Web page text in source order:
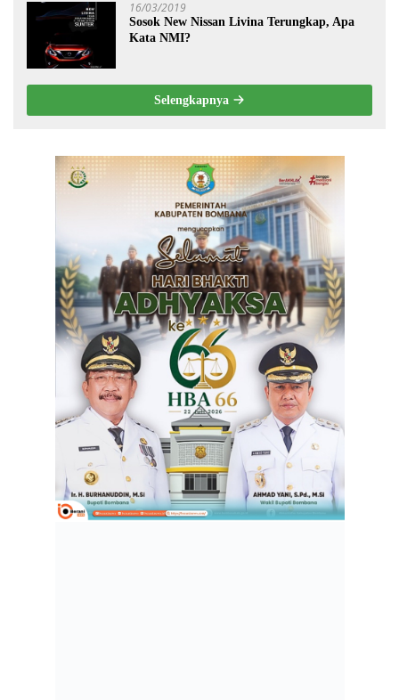
16/03/2019
Sosok New Nissan Livina Terungkap, Apa
Kata NMI?
Selengkapnya